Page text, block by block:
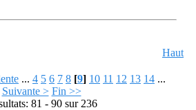
Haut
... 4 5 6 7 8 [9] 10 11 12 13 14 ...
Suivante > Fin >>
81 - 90 sur 236